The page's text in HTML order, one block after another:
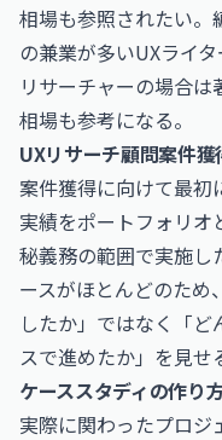
相場も参照されたい。
の兼業が多いUXライ
リサーチャーの場合は
相場も参考になる。
UXリサーチ顧問案件
案件獲得に向けて最初
実績をポートフォリ
秘義務の範囲で実施し
ースがほとんどのため
したか」ではなく「
スで進めたか」を見せ
ケーススタディの作り
実際に関わったプロジ